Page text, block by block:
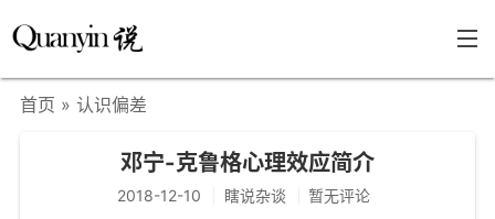
文章分类
首页 » 认识偏差
邓宁-克鲁格心理效应简介
2018-12-10 瞎说杂谈 暂无评论